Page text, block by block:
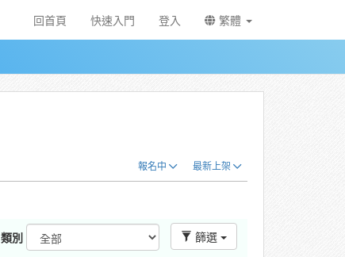
回首頁 快速入門 登入 繁體
報名中 最新上架
類別 篩選